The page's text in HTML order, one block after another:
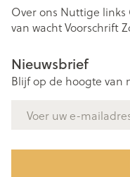
Over ons Nuttige links
van wachtVoorschrift
Nieuwsbrief
Blijf op de hoogte van